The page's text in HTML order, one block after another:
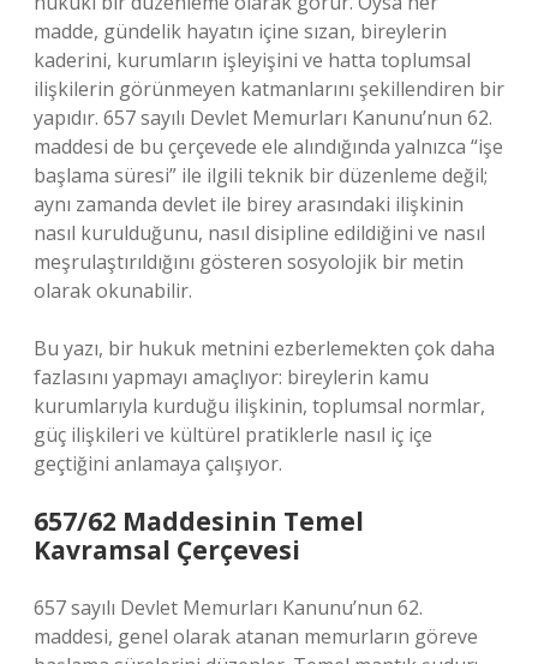
madde, gündelik hayatın içine sızan, bireylerin
kaderini, kurumların işleyişini ve hatta toplumsal
ilişkilerin görünmeyen katmanlarını şekillendiren bir
yapıdır. 657 sayılı Devlet Memurları Kanunu’nun 62.
maddesi de bu çerçevede ele alındığında yalnızca “işe
başlama süresi” ile ilgili teknik bir düzenleme değil;
aynı zamanda devlet ile birey arasındaki ilişkinin
nasıl kurulduğunu, nasıl disipline edildiğini ve nasıl
meşrulaştırıldığını gösteren sosyolojik bir metin
olarak okunabilir.
Bu yazı, bir hukuk metnini ezberlemekten çok daha
fazlasını yapmayı amaçlıyor: bireylerin kamu
kurumlarıyla kurduğu ilişkinin, toplumsal normlar,
güç ilişkileri ve kültürel pratiklerle nasıl iç içe
geçtiğini anlamaya çalışıyor.
657/62 Maddesinin Temel
Kavramsal Çerçevesi
657 sayılı Devlet Memurları Kanunu’nun 62.
maddesi, genel olarak atanan memurların göreve